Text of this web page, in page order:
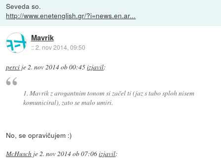
Seveda so.
http://www.enetenglish.gr/?i=news.en.ar...
Mavrik
::2. nov 2014, 09:50
perci je2. nov 2014 ob 00:45izjavil:
1. Mavrik z arogantnim tonom si začel ti (jaz s tabo sploh nisem
komuniciral), zato se malo umiri.
No, se opravičujem :)
McHusch je2. nov 2014 ob 07:06izjavil: